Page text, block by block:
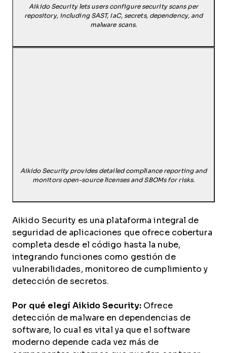
Aikido Security lets users configure security scans per
repository, including SAST, IaC, secrets, dependency, and
malware scans.
Aikido Security provides detailed compliance reporting and
monitors open-source licenses and SBOMs for risks.
Aikido Security es una plataforma integral de
seguridad de aplicaciones que ofrece cobertura
completa desde el código hasta la nube,
integrando funciones como gestión de
vulnerabilidades, monitoreo de cumplimiento y
detección de secretos.
Por qué elegí Aikido Security: Ofrece
detección de malware en dependencias de
software, lo cual es vital ya que el software
moderno depende cada vez más de